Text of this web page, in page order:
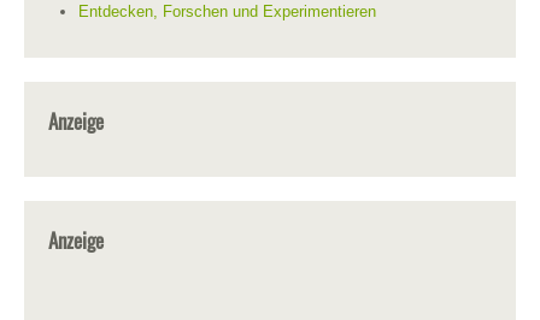
Entdecken, Forschen und Experimentieren
Anzeige
Anzeige